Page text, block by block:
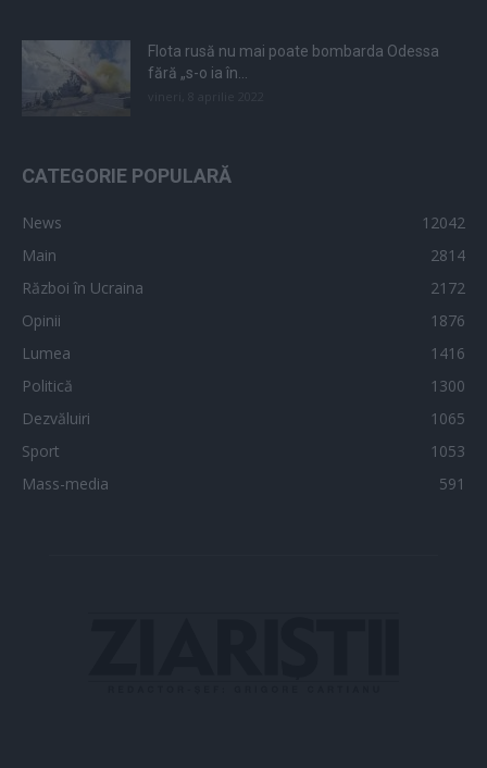
Flota rusă nu mai poate bombarda Odessa
fără „s-o ia în...
CATEGORIE POPULARĂ
News
12042
Main
2814
Război în Ucraina
2172
Opinii
1876
Lumea
1416
Politică
1300
Dezvăluiri
1065
Sport
1053
Mass-media
591